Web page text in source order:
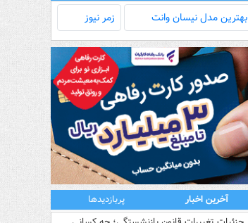
بهترین مدل‌ نیسان وانت زمر نیوز
آخرین اخبار
پربازدیدها